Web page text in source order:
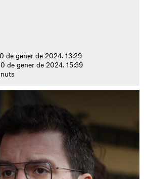
de gener de 2024. 13:29
de gener de 2024. 15:39